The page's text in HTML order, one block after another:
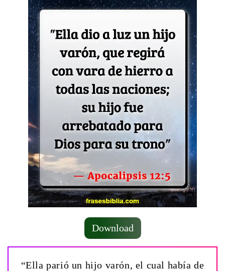
Download
“Ella parió un hijo varón, el cual había de